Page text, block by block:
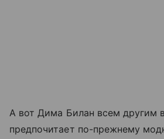
А вот Дима Билан всем другим
предпочитает по-прежнему